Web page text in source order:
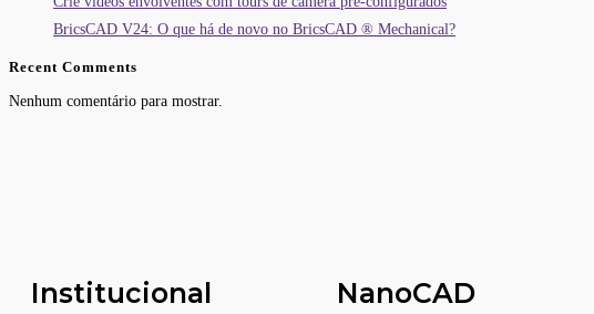
BricsCAD V24: O que há de novo no BricsCAD ® Mechanical?
Recent Comments
Nenhum comentário para mostrar.
Institucional NanoCAD